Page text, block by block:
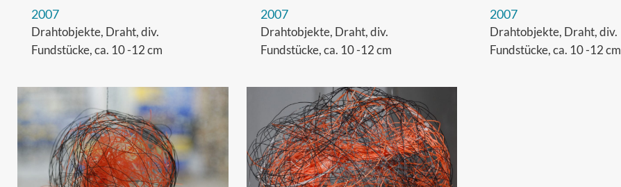
2007
Drahtobjekte, Draht, div.
Fundstücke, ca. 10 -12 cm
2007
Drahtobjekte, Draht, div.
Fundstücke, ca. 10 -12 cm
2007
Drahtobjekte, Draht, div.
Fundstücke, ca. 10 -12 cm